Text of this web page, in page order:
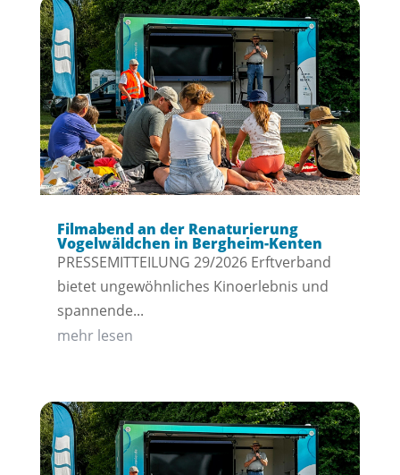
Filmabend an der Renaturierung
Vogelwäldchen in Bergheim-Kenten
PRESSEMITTEILUNG 29/2026 Erftverband
bietet ungewöhnliches Kinoerlebnis und
spannende...
mehr lesen